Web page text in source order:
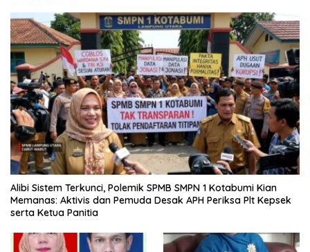
Alibi Sistem Terkunci, Polemik SPMB SMPN 1 Kotabumi Kian
Memanas: Aktivis dan Pemuda Desak APH Periksa Plt Kepsek
serta Ketua Panitia